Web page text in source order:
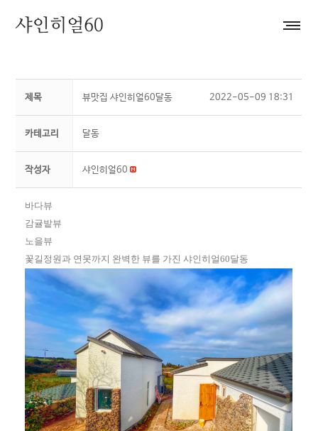
제목 뷰맛집 샤인히얼60달동 2022-05-09 18:31
카테고리 달동
작성자 샤인히얼60
바다뷰
감귤밭뷰
노을뷰
꽃길정원과 연못까지 완벽한 뷰를 가진 샤인히얼60달동